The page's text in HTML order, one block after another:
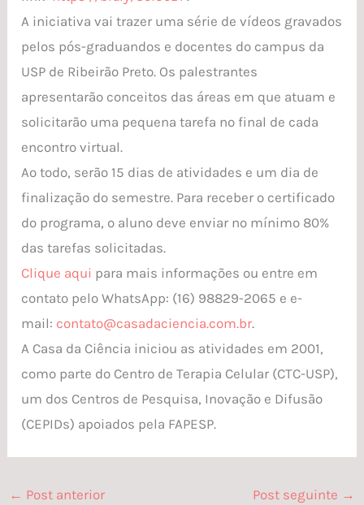
A iniciativa vai trazer uma série de vídeos gravados
pelos pós-graduandos e docentes do campus da
USP de Ribeirão Preto. Os palestrantes
apresentarão conceitos das áreas em que atuam e
solicitarão uma pequena tarefa no final de cada
encontro virtual.
Ao todo, serão 15 dias de atividades e um dia de
finalização do semestre. Para receber o certificado
do programa, o aluno deve enviar no mínimo 80%
das tarefas solicitadas.
Clique aqui para mais informações ou entre em
contato pelo WhatsApp: (16) 98829-2065 e e-
mail: contato@casadaciencia.com.br.
A Casa da Ciência iniciou as atividades em 2001,
como parte do Centro de Terapia Celular (CTC-USP),
um dos Centros de Pesquisa, Inovação e Difusão
(CEPIDs) apoiados pela FAPESP.
← Post anterior Post seguinte →